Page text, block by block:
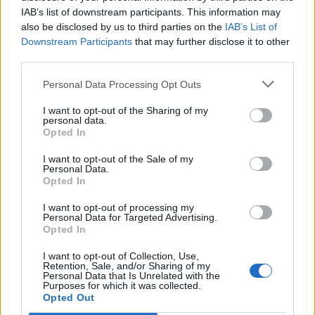
IAB’s list of downstream participants. This information may
also be disclosed by us to third parties on the IAB’s List of
Downstream Participants that may further disclose it to other
Personal Data Processing Opt Outs
I want to opt-out of the Sharing of my
personal data.
Opted In
I want to opt-out of the Sale of my
Personal Data.
Opted In
I want to opt-out of processing my
Personal Data for Targeted Advertising.
Opted In
I want to opt-out of Collection, Use,
Retention, Sale, and/or Sharing of my
Personal Data that Is Unrelated with the
Purposes for which it was collected.
Opted Out
Qué se celebra el día de mi cumpleaños
Eventos internacionales de cultura
Los mejores canales de Youtube según
nuestra audiencia. ¡Participa!
Crea una cuenta atrás para el evento que
quieras
¿Qué día crearías tu?
Calendarios
(España)
Calendario Laboral (España) 2026
Calendario Astronómico de 2026